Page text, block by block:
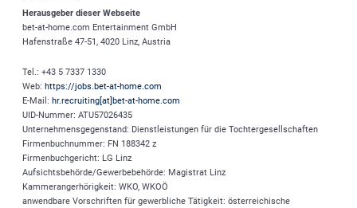
Herausgeber dieser Webseite
bet-at-home.com Entertainment GmbH
Hafenstraße 47-51, 4020 Linz, Austria
Tel.: +43 5 7337 1330
Web:https://jobs.bet-at-home.com
E-Mail:hr.recruiting[at]bet-at-home.com
UID-Nummer: ATU57026435
Unternehmensgegenstand: Dienstleistungen für die Tochtergesellschaften
Firmenbuchnummer: FN 188342 z
Firmenbuchgericht: LG Linz
Aufsichtsbehörde/Gewerbebehörde: Magistrat Linz
Kammerangerhörigkeit: WKO, WKOÖ
anwendbare Vorschriften für gewerbliche Tätigkeit: österreichische